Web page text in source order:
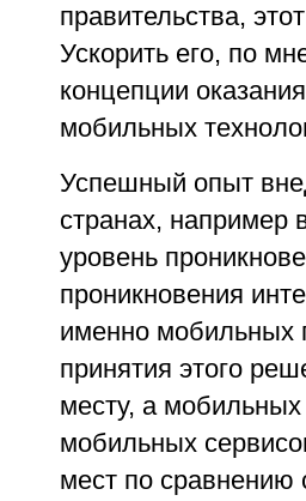
правительства,
Ускорить его, по
концепции
мобильных
Успешный опыт
странах, например
уровень
проникновения
именно мобильных
принятия этого
месту, а мобильных
мобильных
мест по